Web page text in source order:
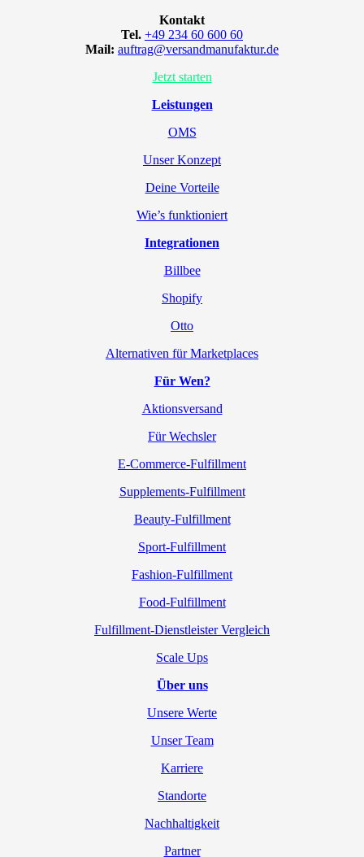
Kontakt
Tel. +49 234 60 600 60
Mail: auftrag@versandmanufaktur.de
Jetzt starten
Leistungen
OMS
Unser Konzept
Deine Vorteile
Wie’s funktioniert
Integrationen
Billbee
Shopify
Otto
Alternativen für Marketplaces
Für Wen?
Aktionsversand
Für Wechsler
E-Commerce-Fulfillment
Supplements-Fulfillment
Beauty-Fulfillment
Sport-Fulfillment
Fashion-Fulfillment
Food-Fulfillment
Fulfillment-Dienstleister Vergleich
Scale Ups
Über uns
Unsere Werte
Unser Team
Karriere
Standorte
Nachhaltigkeit
Partner